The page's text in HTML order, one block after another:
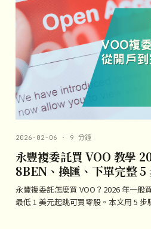
2026-02-06 · 9 分鐘
永豐複委託買 VOO 教學
8BEN、換匯、下單完整 5
永豐複委託怎麼買 VOO？2026 年一般
最低 1 美元起跳可買零股。本文用 5